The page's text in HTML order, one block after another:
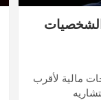
مالية لأقرب